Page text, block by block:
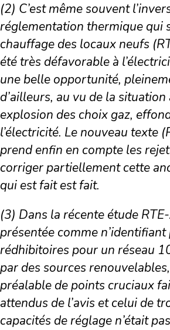
(2) C’est même souvent
réglementation thermique qui
chauffage des locaux neufs
été très défavorable à
une belle opportunité,
d’ailleurs, au vu de la situation
explosion des choix gaz,
l’électricité. Le nouveau texte
prend enfin en compte les
corriger partiellement cette
qui est fait est fait.
(3) Dans la récente étude
présentée comme
rédhibitoires pour un réseau
par des sources
préalable de points cruciaux
attendus de l’avis et celui de
capacités de réglage n’était